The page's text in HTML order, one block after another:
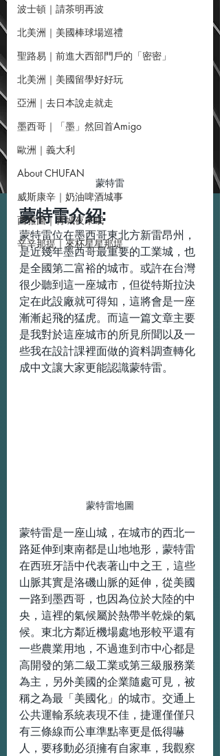
波士頓｜請茶明再波
北美洲｜美國棒球場巡禮
聖路易｜前進大西部門戶的「密密」
北美洲｜美國留學好好玩
亞洲｜去日本說走就走
墨西哥｜「墨」然回首Amigo
歐洲｜義大利
About CHUFAN
威斯康辛｜奶油啤酒城事
西雅圖｜青城夜未眠
辛辛那提｜來杯星星那堤
蒙特雷
蒙特雷介紹:
蒙特雷位在墨西哥東北方新雷昂州，
是近幾年墨西哥最重要的工業城，也
是全國第二富裕的城市。或許在台灣
很少聽到這一座城市，但從特斯拉決
定在此設廠就可得知，這將會是一座
漸漸起飛的猛虎。而這一篇文章主要
是我對於這座城市的所見所聞以及一
些我在設計課裡面做的資料調查轉化
成中文讓大家更能認識蒙特雷。
蒙特雷地圖
蒙特雷是一座山城，在城市的西北一
路延伸到東南都是山地地形，蒙特雷
在西班牙語中代表著山中之王，這些
山脈其實是洛磯山脈的延伸，從美國
一路到墨西哥，也因為位於大陸的中
央，這裡的氣候屬於熱帶半乾燥的氣
候。東北方鄰近機場處地形較平還有
一些農業用地，不過進到市中心都是
高開發的第二級工業或第三級服務業
為主，另外美國的企業隨處可見，被
稱之為最「美國化」的城市。交通上
公共運輸系統表現不佳，捷運僅僅只
有三條線而公車準點率更是低得嚇
人，要移動必須擁有自家車，我觀察